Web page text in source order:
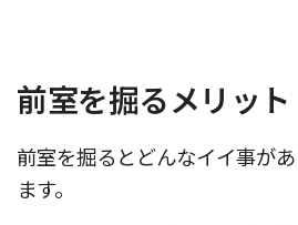
前室を掘るメリット
前室を掘るとどんなイイ事が
ます。